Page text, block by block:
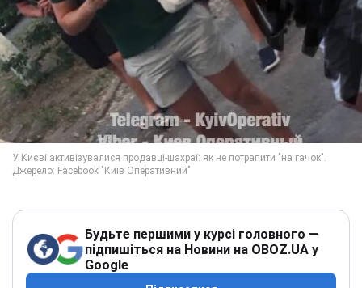
Будьте першими у курсі головного —
підпишіться на Новини на OBOZ.UA у
Google